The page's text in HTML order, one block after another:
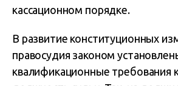
кассационном порядке.
В развитие конституционных
правосудия законом
квалификационные требования